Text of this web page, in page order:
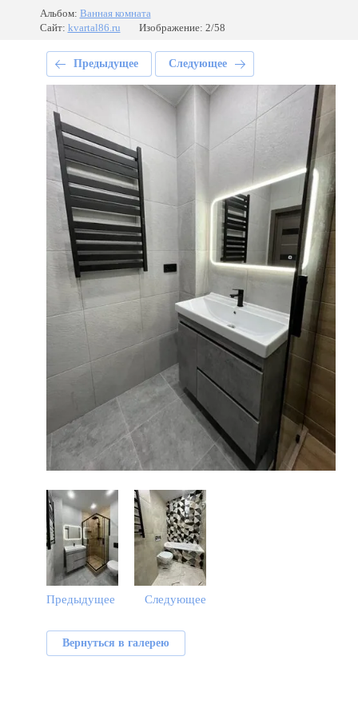
Альбом: Ванная комната
Сайт: kvartal86.ru Изображение: 2/58
Предыдущее Следующее
Предыдущее Следующее
Вернуться в галерею